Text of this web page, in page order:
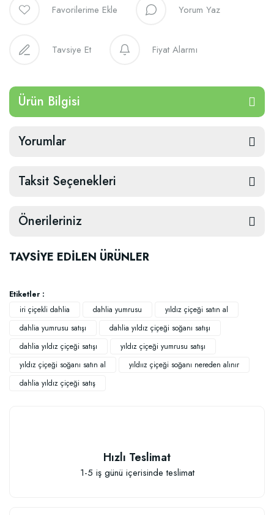
Yorum Yaz
Tavsiye Et Fiyat Alarmı
Ürün Bilgisi
Yorumlar
Taksit Seçenekleri
Önerileriniz
TAVSİYE EDİLEN ÜRÜNLER
Etiketler :
iri çiçekli dahlia
dahlia yumrusu
yıldız çiçeği satın al
dahlia yumrusu satışı
dahlia yıldız çiçeği soğanı satışı
dahlia yıldız çiçeği satışı
yıldız çiçeği yumrusu satışı
yıldız çiçeği soğanı satın al
yıldıız çiçeği soğanı nereden alınır
dahlia yıldız çiçeği satış
Hızlı Teslimat
1-5 iş günü içerisinde teslimat